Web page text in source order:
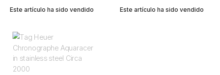
Este artículo ha sido vendido
Este artículo ha sido vendido